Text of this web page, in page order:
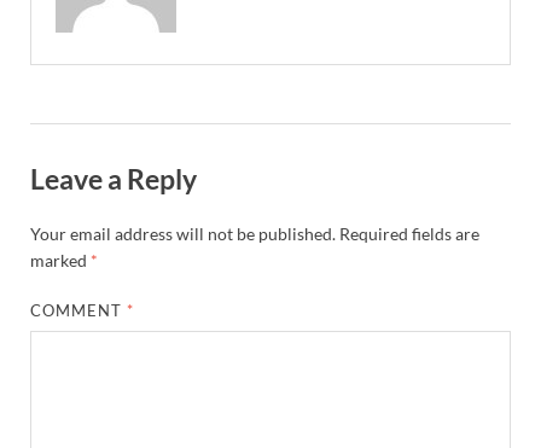
Leave a Reply
Your email address will not be published. Required fields are
marked *
COMMENT *